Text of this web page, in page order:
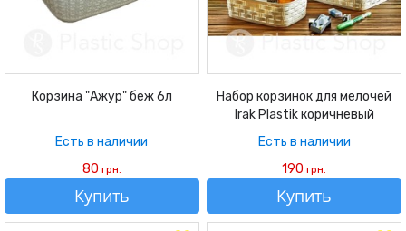
Корзина "Ажур" беж 6л
Есть в наличии
80 грн.
Купить
Набор корзинок для мелочей
Irak Plastik коричневый
Есть в наличии
190грн.
Купить